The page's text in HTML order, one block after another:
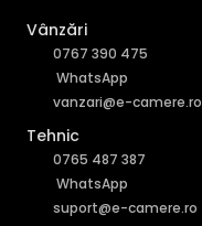
Vânzări
0767 390 475
WhatsApp
vanzari@e-camere.ro
Tehnic
0765 487 387
WhatsApp
suport@e-camere.ro